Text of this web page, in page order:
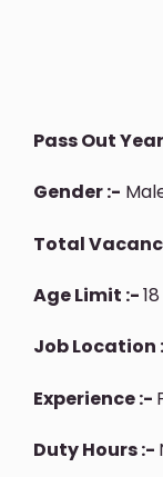
Pass Out
Gender :-
Total
Age Limit :-
Job Location
Experience :-
Duty Hours :-